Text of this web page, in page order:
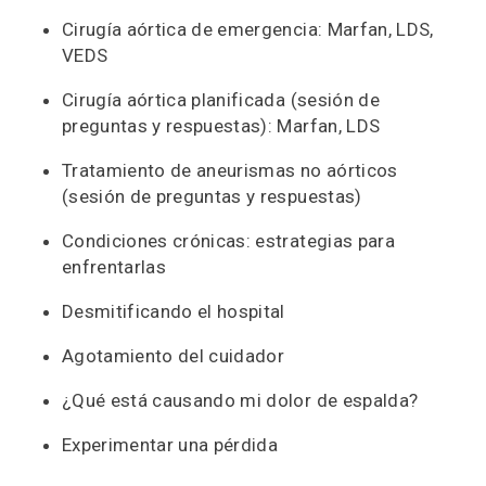
Cirugía aórtica de emergencia: Marfan, LDS,
VEDS
Cirugía aórtica planificada (sesión de
preguntas y respuestas): Marfan, LDS
Tratamiento de aneurismas no aórticos
(sesión de preguntas y respuestas)
Condiciones crónicas: estrategias para
enfrentarlas
Desmitificando el hospital
Agotamiento del cuidador
¿Qué está causando mi dolor de espalda?
Experimentar una pérdida